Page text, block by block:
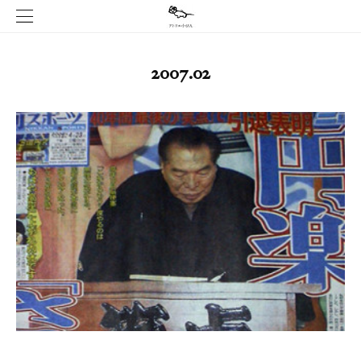
2007.02